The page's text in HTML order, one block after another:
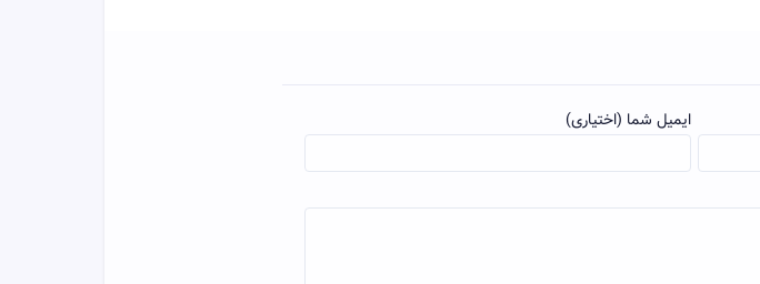
ایمیل شما (اختیاری)